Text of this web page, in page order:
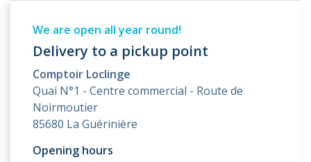
We are open all year round!
Delivery to a pickup point
Comptoir Loclinge
Quai N°1 - Centre commercial - Route de
Noirmoutier
85680 La Guérinière
Opening hours